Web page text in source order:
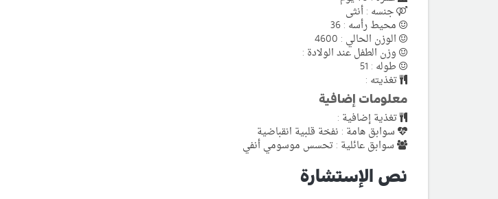
جنسه : أنثى
محيط رأسه : 36
الوزن الحالي : 4600
وزن الطفل عند الولادة :
طوله : 51
تغذيته :
معلومات إضافية
تغذية إضافية :
سوابق هامة : نفخة قلبية انقباضية
سوابق عائلية : تحسس موسومي أنفي
نص الإستشارة